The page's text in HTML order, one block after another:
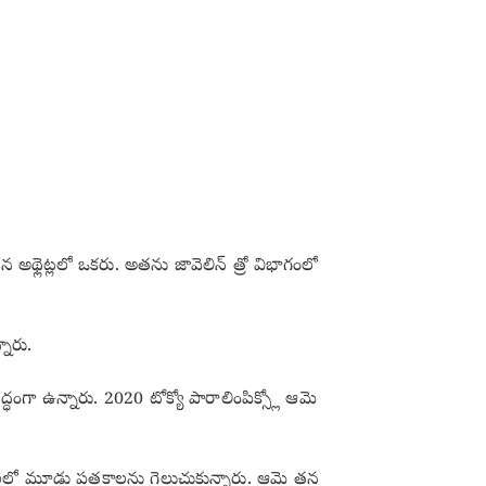
అథ్లెట్లలో ఒకరు. అతను జావెలిన్ త్రో విభాగంలో
ఉన్నారు. 2020 టోక్యో పారాలింపిక్స్ లో ఆమె
మూడు పతకాలను గెలుచుకున్నారు. ఆమె తన